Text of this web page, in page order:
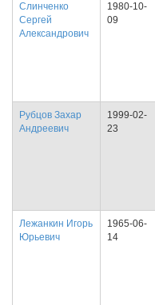
Слинченко
Сергей
Александрович
1980-10-
09
Рубцов Захар
Андреевич
1999-02-
23
Лежанкин Игорь
Юрьевич
1965-06-
14